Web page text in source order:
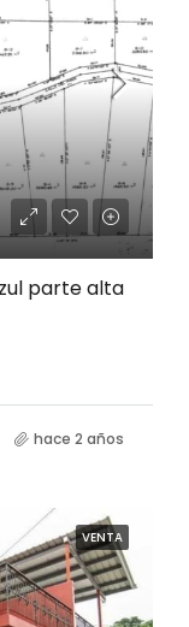
parte alta
hace 2 años
VENTA